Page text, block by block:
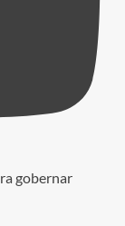
gobernar